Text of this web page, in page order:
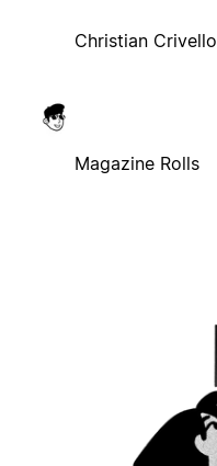
Christian Crivello
Magazine Rolls